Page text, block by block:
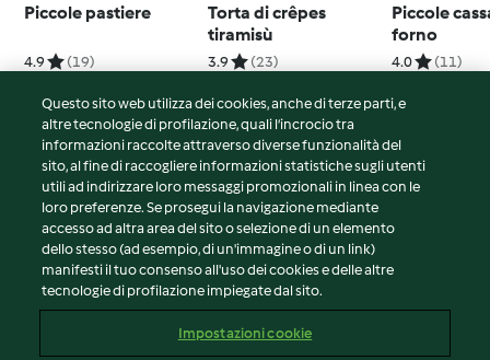
Piccole pastiere
4.9 (19)
Torta di crêpes
tiramisù
3.9 (23)
Piccole
forno
4.0 (11)
© Copyright 2026
Termini del servizio
Informativa sulla privacy
Avvertenze generali
Note legali
Contenuto del rapporto
Questo sito web utilizza dei cookies, anche di terze parti, e
altre tecnologie di profilazione, quali l’incrocio tra
informazioni raccolte attraverso diverse funzionalità del
sito, al fine di raccogliere informazioni statistiche sugli utenti
utili ad indirizzare loro messaggi promozionali in linea con le
loro preferenze. Se prosegui la navigazione mediante
accesso ad altra area del sito o selezione di un elemento
dello stesso (ad esempio, di un'immagine o di un link)
manifesti il tuo consenso all'uso dei cookies e delle altre
tecnologie di profilazione impiegate dal sito.
Impostazioni cookie